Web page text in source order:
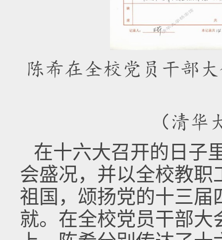
陈希在全校党员干部
（清华
在十六大召开的日子
会盛况，并以全校教
祖国，颂扬党的十三届
就。在全校党员干部